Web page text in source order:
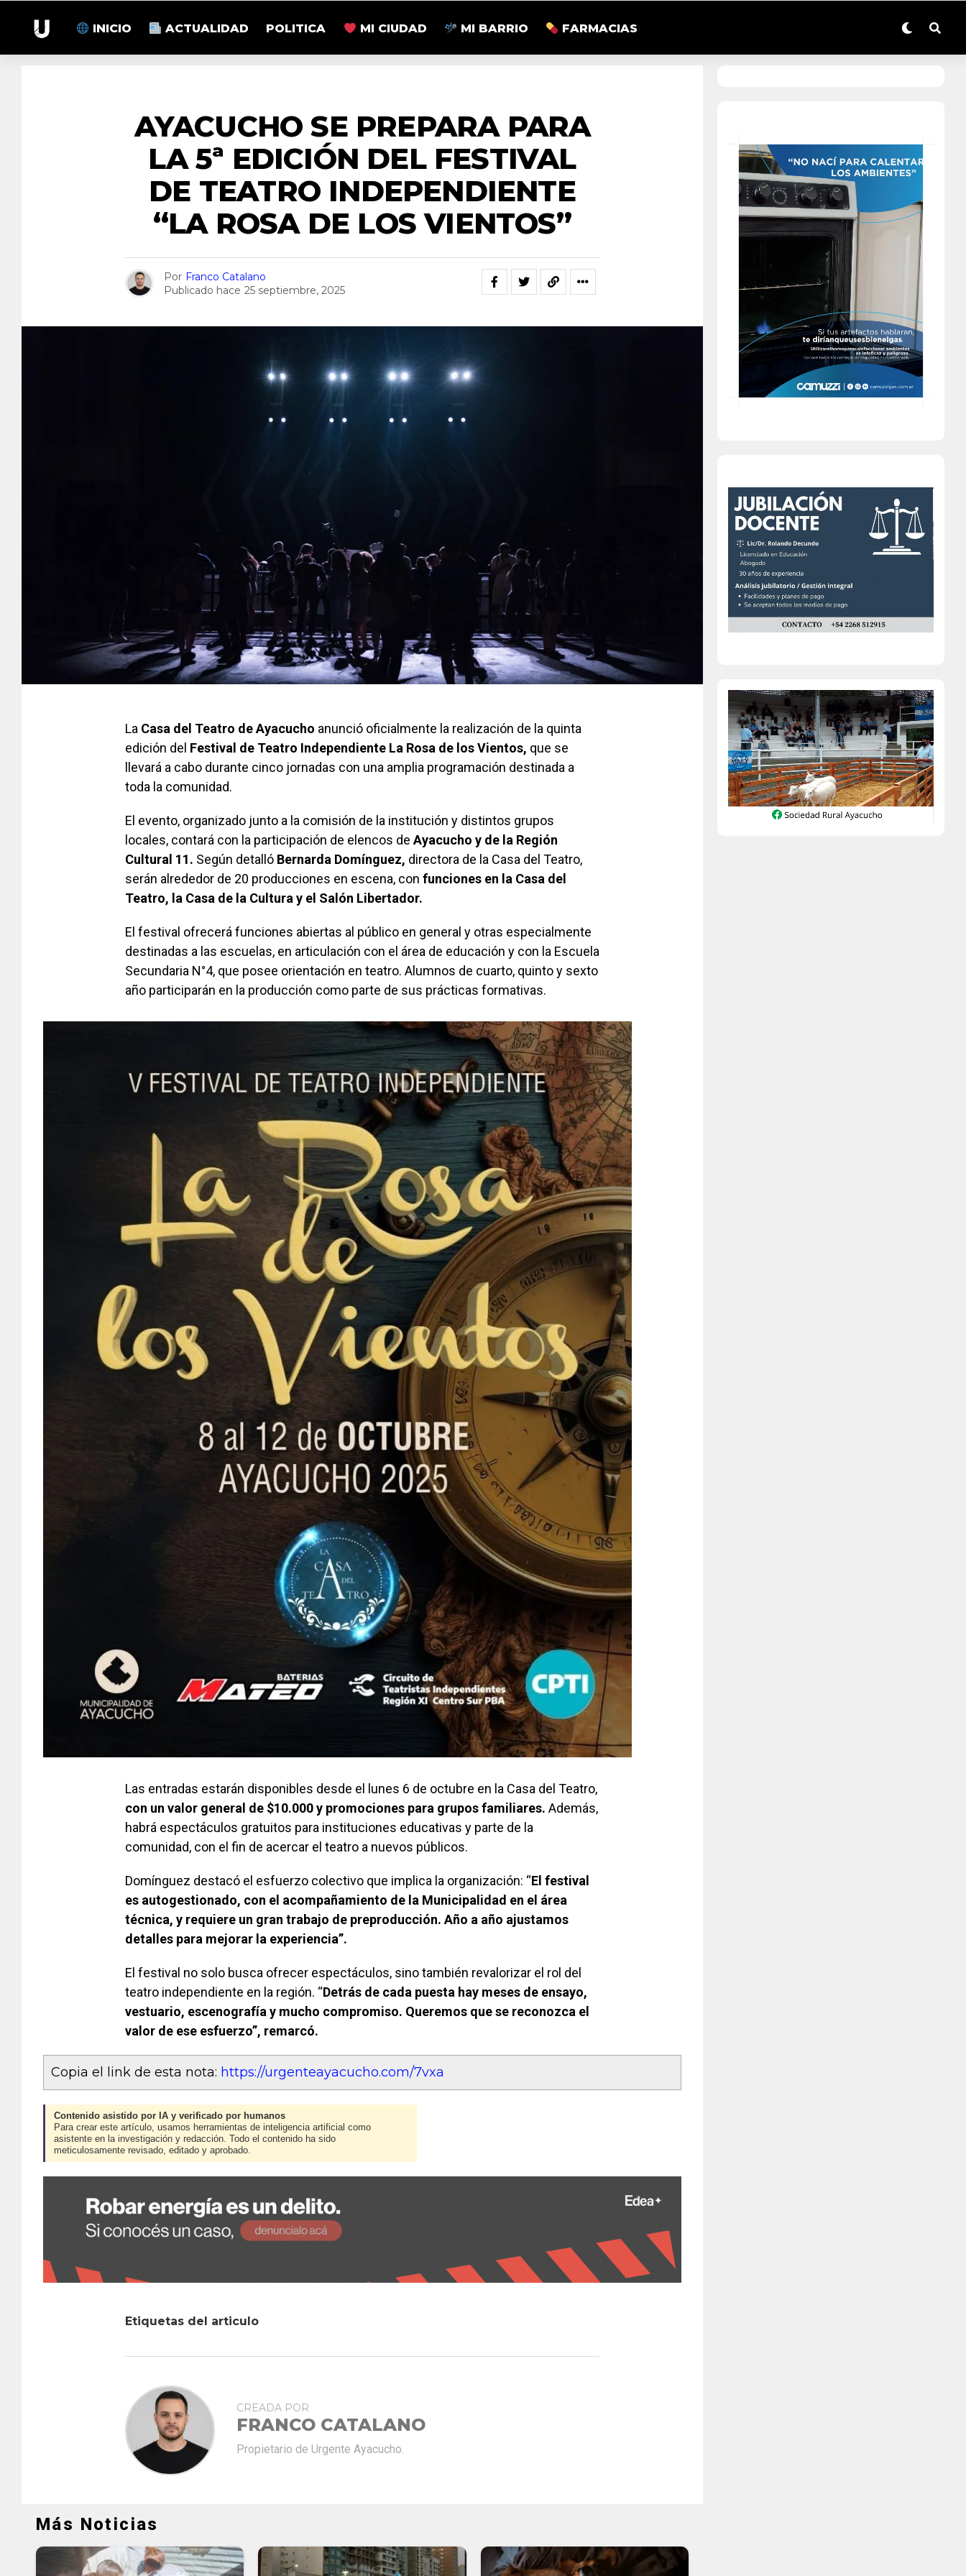
INICIO ACTUALIDAD POLITICA MI CIUDAD MI BARRIO FARMACIAS
AYACUCHO SE PREPARA PARA
LA 5ª EDICIÓN DEL FESTIVAL
DE TEATRO INDEPENDIENTE
“LA ROSA DE LOS VIENTOS”
Por Franco Catalano
Publicado hace 25 septiembre, 2025
La Casa del Teatro de Ayacucho anunció oficialmente la realización de la quinta
edición del Festival de Teatro Independiente La Rosa de los Vientos, que se
llevará a cabo durante cinco jornadas con una amplia programación destinada a
toda la comunidad.
El evento, organizado junto a la comisión de la institución y distintos grupos
locales, contará con la participación de elencos de Ayacucho y de la Región
Cultural 11. Según detalló Bernarda Domínguez, directora de la Casa del Teatro,
serán alrededor de 20 producciones en escena, con funciones en la Casa del
Teatro, la Casa de la Cultura y el Salón Libertador.
El festival ofrecerá funciones abiertas al público en general y otras especialmente
destinadas a las escuelas, en articulación con el área de educación y con la Escuela
Secundaria N°4, que posee orientación en teatro. Alumnos de cuarto, quinto y sexto
año participarán en la producción como parte de sus prácticas formativas.
Las entradas estarán disponibles desde el lunes 6 de octubre en la Casa del Teatro,
con un valor general de $10.000 y promociones para grupos familiares. Además,
habrá espectáculos gratuitos para instituciones educativas y parte de la
comunidad, con el fin de acercar el teatro a nuevos públicos.
Domínguez destacó el esfuerzo colectivo que implica la organización: “El festival
es autogestionado, con el acompañamiento de la Municipalidad en el área
técnica, y requiere un gran trabajo de preproducción. Año a año ajustamos
detalles para mejorar la experiencia”.
El festival no solo busca ofrecer espectáculos, sino también revalorizar el rol del
teatro independiente en la región. “Detrás de cada puesta hay meses de ensayo,
vestuario, escenografía y mucho compromiso. Queremos que se reconozca el
valor de ese esfuerzo”, remarcó.
Copia el link de esta nota: https://urgenteayacucho.com/7vxa
Contenido asistido por IA y verificado por humanos
Para crear este artículo, usamos herramientas de inteligencia artificial como
asistente en la investigación y redacción. Todo el contenido ha sido
meticulosamente revisado, editado y aprobado.
Etiquetas del articulo
CREADA POR
FRANCO CATALANO
Propietario de Urgente Ayacucho.
Más Noticias